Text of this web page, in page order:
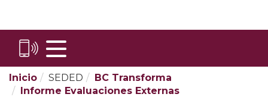
Content
Inicio SEDED
BC Transforma
Informe Evaluaciones Externas